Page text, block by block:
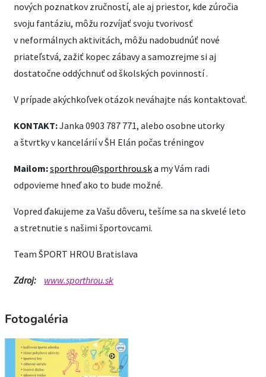
nových poznatkov zručností, ale aj priestor, kde zúročia
svoju fantáziu, môžu rozvíjať svoju tvorivosť
v neformálnych aktivitách, môžu nadobudnúť nové
priateľstvá, zažiť kopec zábavy a samozrejme si aj
dostatočne oddýchnuť od školských povinností .
V prípade akýchkoľvek otázok neváhajte nás kontaktovať.
KONTAKT:Janka 0903 787 771, alebo osobne utorky
a štvrtky v kancelárií v ŠH Elán počas tréningov
Mailom:sporthrou@sporthrou.ska my Vám radi
odpovieme hneď ako to bude možné.
Vopred ďakujeme za Vašu dôveru, tešíme sa na skvelé leto
a stretnutie s našimi športovcami.
Team ŠPORT HROU Bratislava
Zdroj: www.sporthrou.sk
Fotogaléria